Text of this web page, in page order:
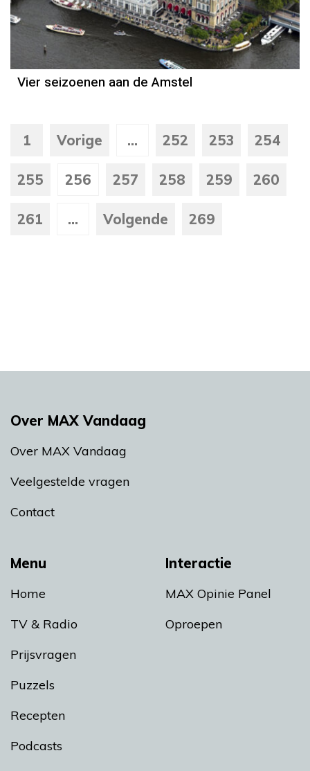
Vier seizoenen aan de Amstel
1 Vorige ... 252 253 254
255 256 257 258 259 260
261 ... Volgende 269
Menu
Home
TV & Radio
Prijsvragen
Puzzels
Recepten
Podcasts
Interactie
MAX Opinie Panel
Oproepen
Over MAX Vandaag
Over MAX Vandaag
Veelgestelde vragen
Contact